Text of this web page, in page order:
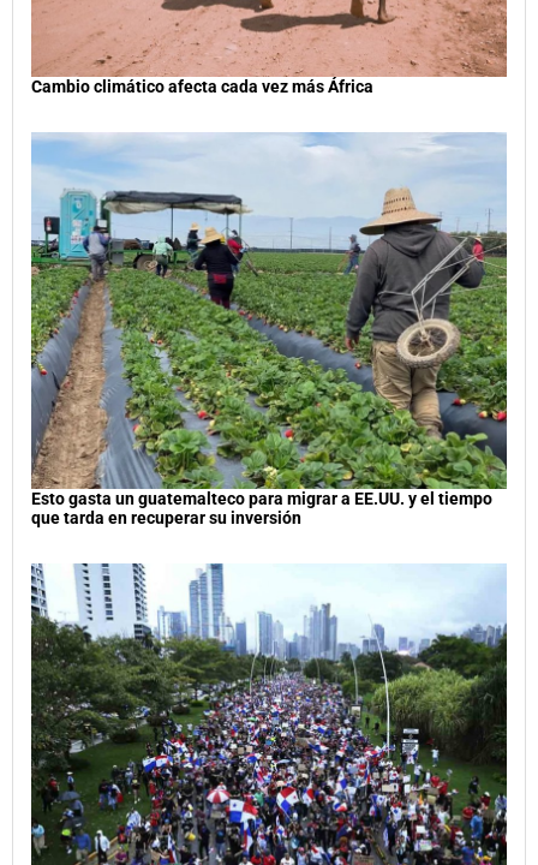
Cambio climático afecta cada vez más África
Esto gasta un guatemalteco para migrar a EE.UU. y el tiempo
que tarda en recuperar su inversión